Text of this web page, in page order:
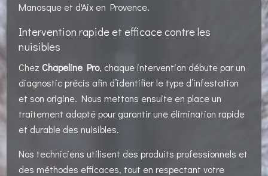
Manosque et d'Aix en Provence.
Intervention rapide et efficace contre les
nuisibles
Chez Chapeline Pro, chaque intervention débute par un
diagnostic précis afin d’identifier le type d’infestation
et son origine. Nous mettons ensuite en place un
traitement adapté pour garantir une élimination rapide
et durable des nuisibles.
Nos techniciens utilisent des produits professionnels et
des méthodes efficaces, tout en respectant votre